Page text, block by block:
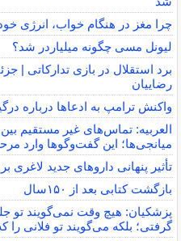
چرا مغز در هنگام خواب، انرژی
لیونل مسی چگونه میلیاردر شد؟
برد استقلال در بازی تدارکاتی |
رضاییان
واکنش ترامپ به ادعاها درباره
العربیه: تماس‌های غیر مستقیم بین
میانجی‌ها؛ این گفت‌و‌گو‌ها وارد
تأثیر پنهانی داروهای جدید لاغری
بازگشت کتابی بعد از ۱۵۰سال
پزشکیان: هیچ وقت نمی‌گویند تو
گرفتی؛ بلکه می‌گویند تو فلانی را